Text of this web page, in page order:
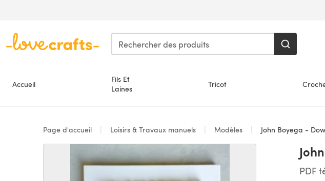
Accueil
Fils Et
Laines
Tricot
Page d'accueil Loisirs & Travaux manuels Modèles John Boyega -
PDF